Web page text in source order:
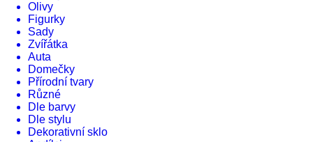
Olivy
Figurky
Sady
Zvířátka
Auta
Domečky
Přírodní tvary
Různé
Dle barvy
Dle stylu
Dekorativní sklo